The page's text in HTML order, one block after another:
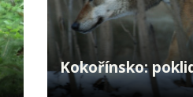
Kokořínsko: